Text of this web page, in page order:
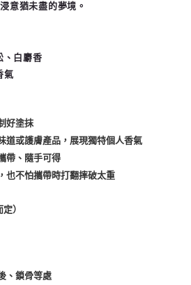
意猶未盡的夢境。
、白麝香
氣
好塗抹
道或護膚產品，展現獨特個人香氣
帶、隨手可得
也不怕攜帶時打翻摔破太重
）
、鎖骨等處